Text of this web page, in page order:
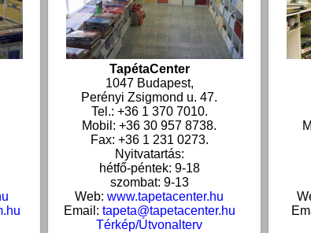
TapétaCenter
1047 Budapest,
Perényi Zsigmond u. 47.
Tel.: +36 1 370 7010.
Mobil: +36 30 957 8738.
Fax: +36 1 231 0273.
Nyitvatartás:
hétfő-péntek: 9-18
szombat: 9-13
Web:www.tapetacenter.hu
Email: tapeta@tapetacenter.hu
Térkép/Útvonalterv